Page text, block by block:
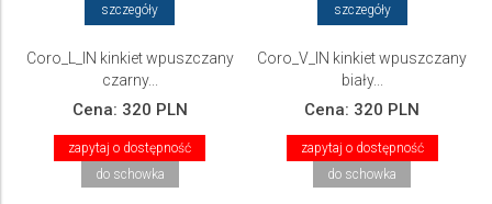
szczegóły
Coro_L_IN kinkiet wpuszczany
czarny...
Cena: 320 PLN
zapytaj o dostępność
do schowka
szczegóły
Coro_V_IN kinkiet wpuszczany
biały...
Cena: 320 PLN
zapytaj o dostępność
do schowka